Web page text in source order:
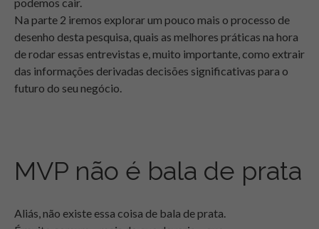
podemos cair.
Na parte 2 iremos explorar um pouco mais o processo de
desenho desta pesquisa, quais as melhores práticas na hora
de rodar essas entrevistas e, muito importante, como extrair
das informações derivadas decisões significativas para o
futuro do seu negócio.
MVP não é bala de prata
Aliás, não existe essa coisa de bala de prata.